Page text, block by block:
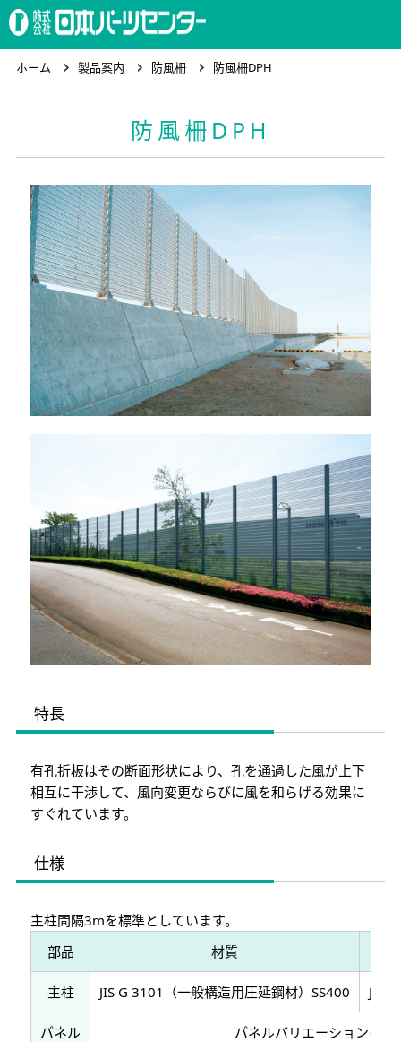
ホーム
製品案内
会社概要
求人情報
お問合わせ
ホーム 製品案内 防風柵 防風柵DPH
防風柵DPH
特長
有孔折板はその断面形状により、孔を通過した風が上下
相互に干渉して、風向変更ならびに風を和らげる効果に
すぐれています。
仕様
主柱間隔3mを標準としています。
部品
材質
主柱 JIS G 3101（一般構造用圧延鋼材）SS400 JIS
パネル パネルバリエーションを参